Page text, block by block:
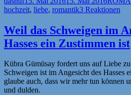
am
hochzeit, liebe, romantik3 Reaktionen
Weil das Schweigen im
Hasses ein Zustimmen ist
Kübra Gümüsay fordert uns auf Liebe
Schweigen ist im Angesicht des Hasses
glaube auch, dass wir mehr tun können
und dulden.